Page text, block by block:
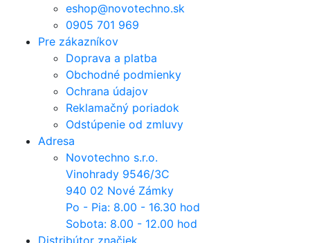
eshop@novotechno.sk
0905 701 969
Pre zákazníkov
Doprava a platba
Obchodné podmienky
Ochrana údajov
Reklamačný poriadok
Odstúpenie od zmluvy
Adresa
Novotechno s.r.o.
Vinohrady 9546/3C
940 02 Nové Zámky
Po - Pia: 8.00 - 16.30 hod
Sobota: 8.00 - 12.00 hod
Distribútor značiek